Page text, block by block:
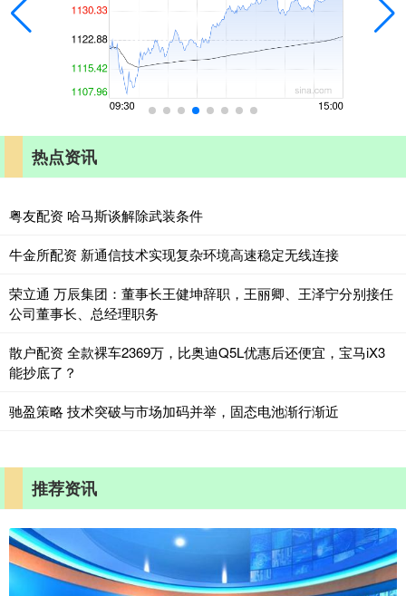
热点资讯
粤友配资 哈马斯谈解除武装条件
牛金所配资 新通信技术实现复杂环境高速稳定无线连接
荣立通 万辰集团：董事长王健坤辞职，王丽卿、王泽宁分别接任
公司董事长、总经理职务
散户配资 全款裸车2369万，比奥迪Q5L优惠后还便宜，宝马iX3
能抄底了？
驰盈策略 技术突破与市场加码并举，固态电池渐行渐近
推荐资讯